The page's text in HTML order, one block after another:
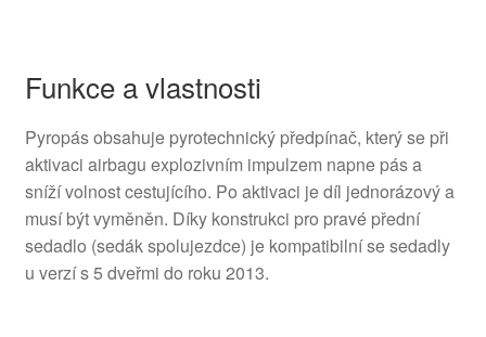
Funkce a vlastnosti
Pyropás obsahuje pyrotechnický předpínač, který se při
aktivaci airbagu explozivním impulzem napne pás a
sníží volnost cestujícího. Po aktivaci je díl jednorázový a
musí být vyměněn. Díky konstrukci pro pravé přední
sedadlo (sedák spolujezdce) je kompatibilní se sedadly
u verzí s 5 dveřmi do roku 2013.